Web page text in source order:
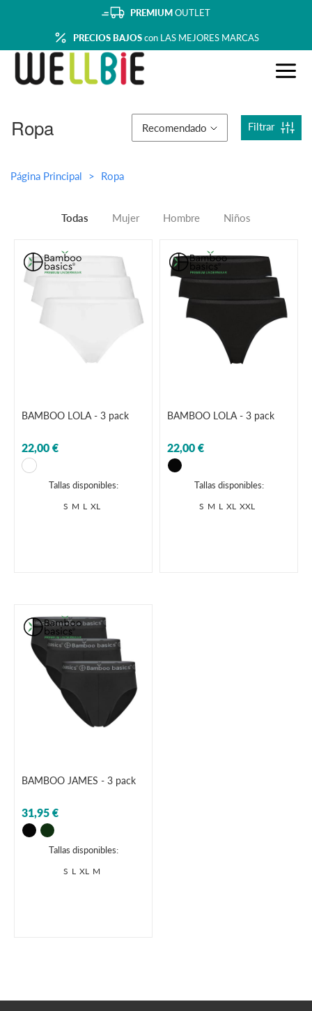
PREMIUMOUTLET
PRECIOS BAJOScon LAS MEJORES MARCAS
Ropa Recomendado Filtrar
Página Principal Ropa
Todas Mujer Hombre Niños
BAMBOO LOLA - 3 pack
22,00 €
Tallas disponibles:
S M L XL
BAMBOO LOLA - 3 pack
22,00 €
Tallas disponibles:
S M L XL XXL
BAMBOO JAMES - 3 pack
31,95 €
Tallas disponibles:
S L XL M